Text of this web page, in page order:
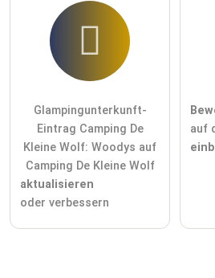
Glampingunterkunft-
Eintrag Camping De
Kleine Wolf: Woodys auf
Camping De Kleine Wolf
aktualisieren
oder verbessern
auf